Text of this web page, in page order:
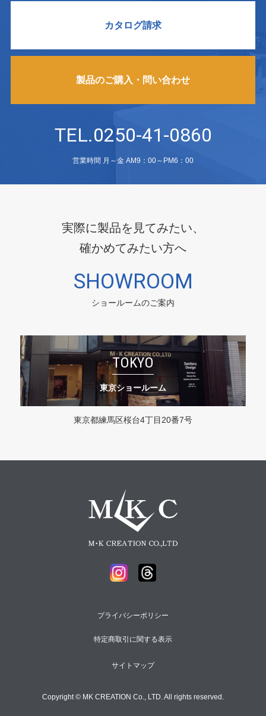
カタログ請求
製品のご購入・問い合わせ
TEL.0250-41-0860
営業時間 月～金 AM9：00～PM6：00
実際に製品を見てみたい、
確かめてみたい方へ
SHOWROOM
ショールームのご案内
TOKYO
東京ショールーム
東京都練馬区桜台4丁目20番7号
プライバシーポリシー
特定商取引に関する表示
サイトマップ
Copyright © MK CREATION Co., LTD. All rights reserved.